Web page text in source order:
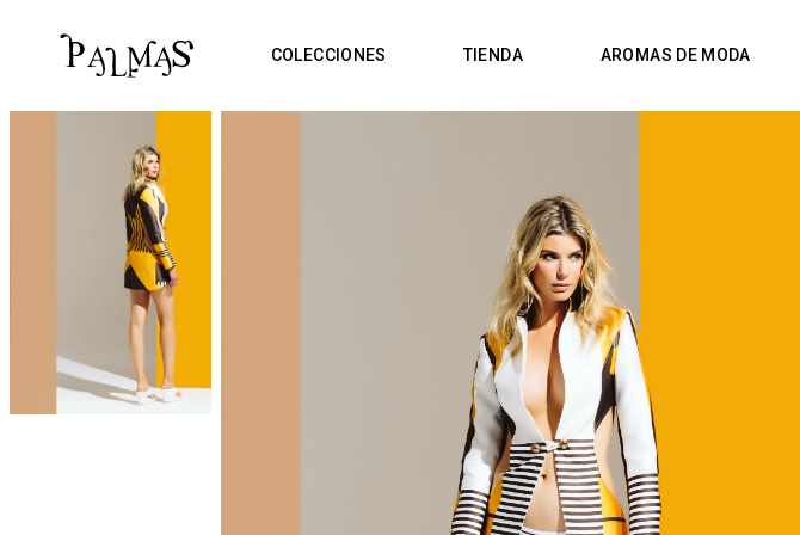
COLECCIONES TIENDA AROMAS DE MODA